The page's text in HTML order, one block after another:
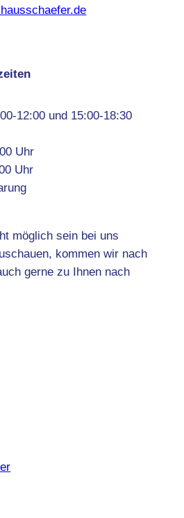
12:00 und 15:00-18:30
Uhr
Uhr
möglich sein bei uns
kommen wir nach
gerne zu Ihnen nach